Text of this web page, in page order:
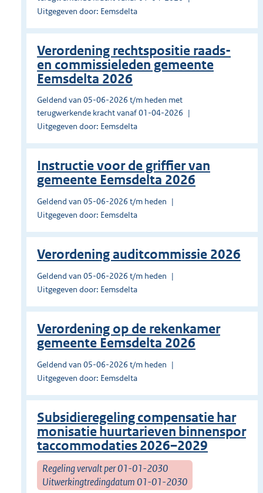
Uitgegeven door: Eemsdelta
Verordening rechtspositie raads-
en commissieleden gemeente
Eemsdelta 2026
Geldend van 05-06-2026 t/m heden met
terugwerkende kracht vanaf 01-04-2026
Uitgegeven door: Eemsdelta
Instructie voor de griffier van
gemeente Eemsdelta 2026
Geldend van 05-06-2026 t/m heden
Uitgegeven door: Eemsdelta
Verordening auditcommissie 2026
Geldend van 05-06-2026 t/m heden
Uitgegeven door: Eemsdelta
Verordening op de rekenkamer
gemeente Eemsdelta 2026
Geldend van 05-06-2026 t/m heden
Uitgegeven door: Eemsdelta
Subsidieregeling compensatie har
monisatie huurtarieven binnenspor
taccommodaties 2026–2029
Regeling vervalt per 01-01-2030
Uitwerkingtredingdatum 01-01-2030